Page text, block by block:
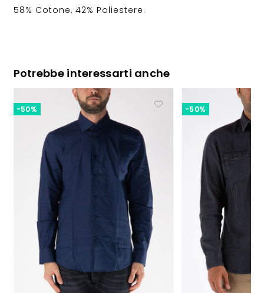
58% Cotone, 42% Poliestere.
Potrebbe interessarti anche
-50% -50%